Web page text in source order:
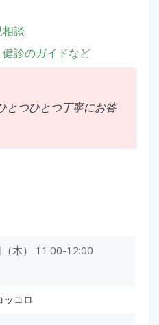
談
診のガイドなど
とつひとつ丁寧にお答
木） 11:00-12:00
ッコロ